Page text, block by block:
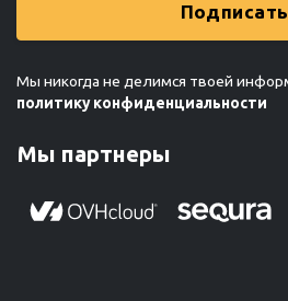
Мы никогда не делимся твоей
политику конфиденциальности
Мы партнеры